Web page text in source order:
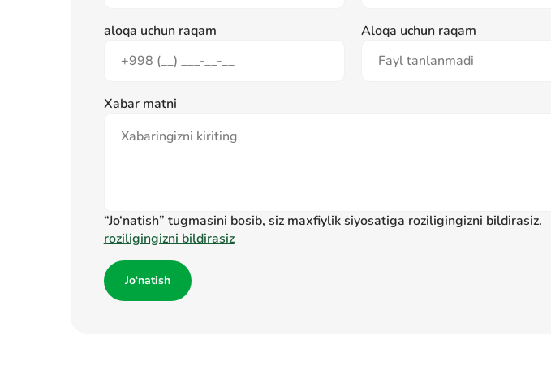
aloqa uchun raqam
Aloqa uchun raqam
Fayl tanlanmadi
Xabar matni
“Jo‘natish” tugmasini bosib, siz maxfiylik siyosatiga roziligingizni bildirasiz.
roziligingizni bildirasiz
Jo‘natish